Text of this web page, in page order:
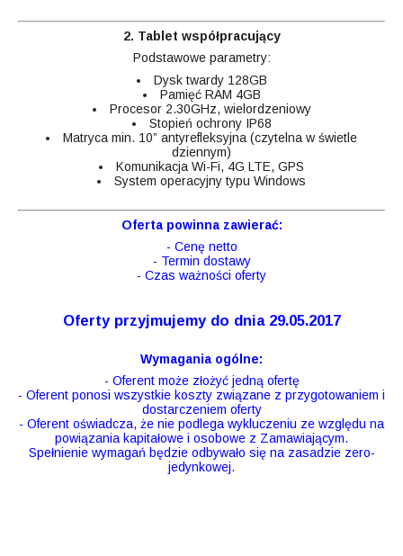
2. Tablet współpracujący
Podstawowe parametry:
Dysk twardy 128GB
Pamięć RAM 4GB
Procesor 2.30GHz, wielordzeniowy
Stopień ochrony IP68
Matryca min. 10” antyrefleksyjna (czytelna w świetle
dziennym)
Komunikacja Wi-Fi, 4G LTE, GPS
System operacyjny typu Windows
Oferta powinna zawierać:
- Cenę netto
- Termin dostawy
- Czas ważności oferty
Oferty przyjmujemy do dnia 29.05.2017
Wymagania ogólne:
- Oferent może złożyć jedną ofertę
- Oferent ponosi wszystkie koszty związane z przygotowaniem i
dostarczeniem oferty
- Oferent oświadcza, że nie podlega wykluczeniu ze względu na
powiązania kapitałowe i osobowe z Zamawiającym.
Spełnienie wymagań będzie odbywało się na zasadzie zero-
jedynkowej.